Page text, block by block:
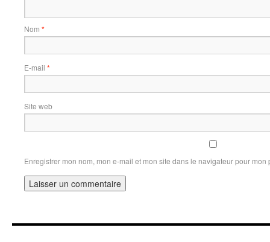
Nom *
E-mail *
Site web
Enregistrer mon nom, mon e-mail et mon site dans le navigateur pour